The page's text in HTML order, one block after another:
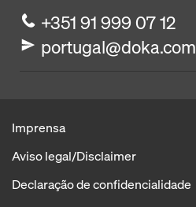
+351 91 999 07 12
portugal@doka.com
Imprensa
Aviso legal/Disclaimer
Declaração de confidencialidade